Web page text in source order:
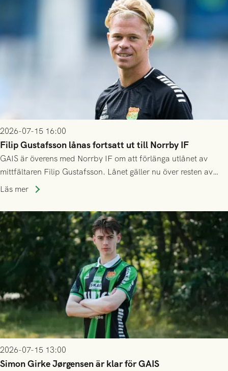
2026-07-15 16:00
Filip Gustafsson lånas fortsatt ut till Norrby IF
GAIS är överens med Norrby IF om att förlänga utlånet av
mittfältaren Filip Gustafsson. Lånet gäller nu över resten av
säsongen 2026.
Läs mer
2026-07-15 13:00
Simon Girke Jørgensen är klar för GAIS